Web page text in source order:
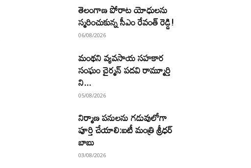
తెలంగాణ పోరాట యోధులను
స్మరించుకున్న సీఎం రేవంత్ రెడ్డి!
06/08/2026
మంథని వ్యవసాయ సహకార
సంఘం చైర్మన్ పదవి రామ్మూర్తి
ని...
05/08/2026
నిర్మాణ పనులను గడువులోగా
పూర్తి చేయాలి:ఐటీ మంత్రి శ్రీధర్
బాబు
03/08/2026